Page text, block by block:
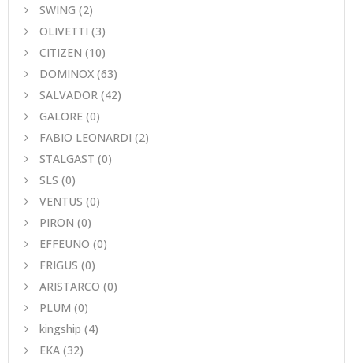
SWING (2)
OLIVETTI (3)
CITIZEN (10)
DOMINOX (63)
SALVADOR (42)
GALORE (0)
FABIO LEONARDI (2)
STALGAST (0)
SLS (0)
VENTUS (0)
PIRON (0)
EFFEUNO (0)
FRIGUS (0)
ARISTARCO (0)
PLUM (0)
kingship (4)
EKA (32)